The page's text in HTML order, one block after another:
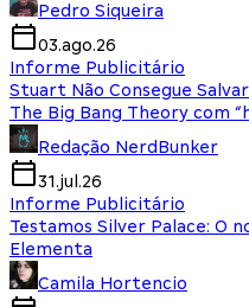
Pedro Siqueira
03.ago.26
Informe Publicitário
Stuart Não Consegue
The Big Bang Theory com
Redação NerdBunker
31.jul.26
Informe Publicitário
Testamos Silver Palace: O
Elementa
Camila Hortencio